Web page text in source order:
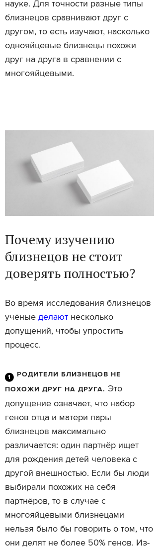
науке. Для точности разные типы
близнецов сравнивают друг с
другом, то есть изучают, насколько
однояйцевые близнецы похожи
друг на друга в сравнении с
многояйцевыми.
Почему изучению
близнецов не стоит
доверять полностью?
Во время исследования близнецов
учёные делают несколько
допущений, чтобы упростить
процесс.
РОДИТЕЛИ БЛИЗНЕЦОВ НЕ
ПОХОЖИ ДРУГ НА ДРУГА. Это
допущение означает, что набор
генов отца и матери пары
близнецов максимально
различается: один партнёр ищет
для рождения детей человека с
другой внешностью. Если бы люди
выбирали похожих на себя
партнёров, то в случае с
многояйцевыми близнецами
нельзя было бы говорить о том, что
они делят не более 50% генов. Из-